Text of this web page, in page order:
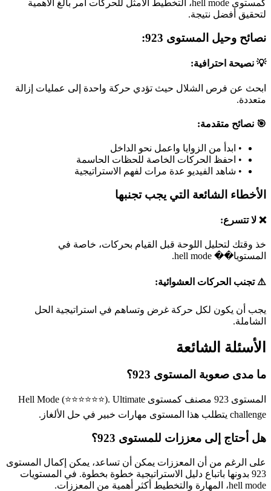
كمستوى hell mode، التخطيط الأمثل للحركات أمر بالغ الأهمية
لتحقيق أفضل نتيجة.
نصائح وحيل المستوى 923:
💡 نصيحة احترافية:
ابحث عن فرص الشلال حيث تؤدي حركة واحدة إلى عمليات إزالة
متعددة.
🎯 نصائح متقدمة:
• ابدأ من الزوايا واعمل نحو الداخل
• احفظ الحركات الخاصة للحظات الحاسمة
• شاهد الفيديو عدة مرات لفهم الاستراتيجية
الأخطاء الشائعة التي يجب تجنبها
❌ لا تتسرع:
خذ وقتك لتحليل اللوحة قبل القيام بحركات، خاصة في
المستويا�� hell mode.
⚠️ تجنب الحركات العشوائية:
يجب أن يكون لكل حركة غرض وتساهم في استراتيجية الحل
الشاملة.
الأسئلة الشائعة
ما مدى صعوبة المستوى 923؟
المستوى 923 مصنف كمستوى Hell Mode (⭐⭐⭐⭐⭐⭐). Ultimate
challenge يتطلب هذا المستوى مهارات خبير في حل الألغاز.
هل أحتاج إلى معززات للمستوى 923؟
على الرغم من أن المعززات يمكن أن تساعد، يمكن إكمال المستوى
923 بدونها باتباع دليل الاستراتيجية خطوة بخطوة. في المستويات
hell mode، المهارة والتخطيط أكثر أهمية من المعززات.